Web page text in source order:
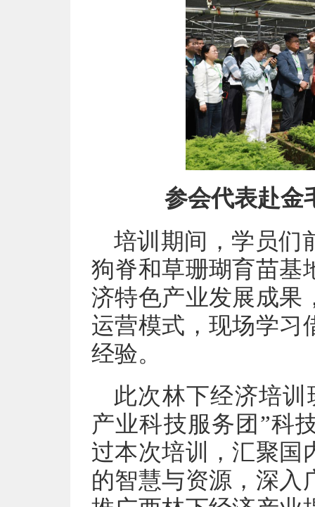
参会代表赴金
培训期间，学员们
狗脊和草珊瑚育苗基
济特色产业发展成果
运营模式，现场学习
经验。
此次林下经济培
产业科技服务团”科
过本次培训，汇聚国
的智慧与资源，深入